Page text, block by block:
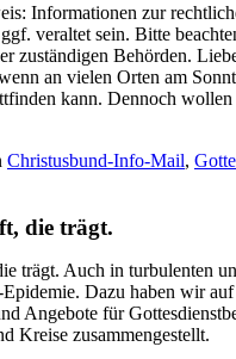
Informationen zur
veraltet sein. Bitte
zuständigen Behörden.
an vielen Orten am
kann. Dennoch
Christusbund-Info-Mail,
die trägt.
trägt. Auch in turbulenten
Dazu haben wir auf
Angebote für
Kreise zusammengestellt.